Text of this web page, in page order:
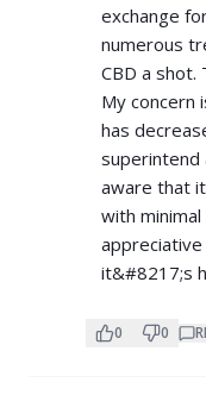
exchange
numerous
CBD a shot.
My concern
has
superintend
aware that
with
it&#8217;s
0 0